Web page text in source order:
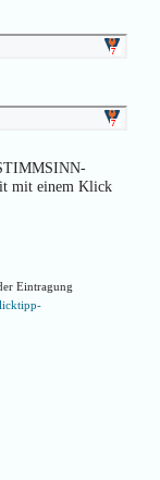
mit einem Klick
Eintragung